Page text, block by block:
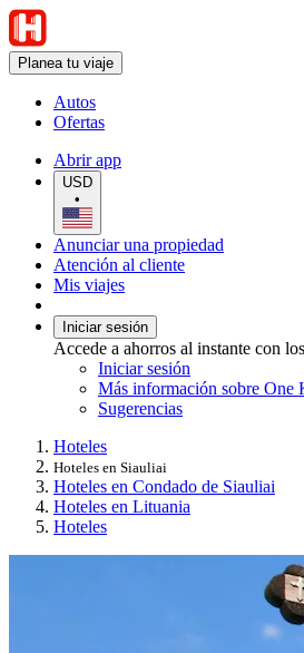
Planea tu viaje
Autos
Ofertas
Abrir app
USD
•
Anunciar una propiedad
Atención al cliente
Mis viajes
Iniciar sesión
Accede a ahorros al instante con
Iniciar sesión
Más información sobre One
Sugerencias
Hoteles
Hoteles en Siauliai
Hoteles en Condado de Siauliai
Hoteles en Lituania
Hoteles